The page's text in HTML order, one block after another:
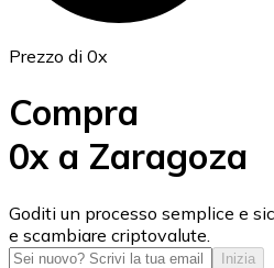
USD Coin
USDC
Prezzo di 0x
Compra
0x a Zaragoza
Goditi un processo semplice e
e scambiare criptovalute.
Inizia